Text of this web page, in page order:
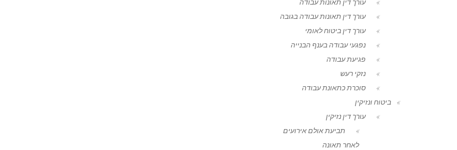
עורך דין תאונות עבודה בגובה
עורך דין ביטוח לאומי
נפגעי עבודה בענף הבנייה
פגיעת עבודה
נזקי רעש
סוכרת כתאונת עבודה
ביטוח ונזיקין
עורך דין נזיקין
תביעת אולם אירועים
לאחר תאונה